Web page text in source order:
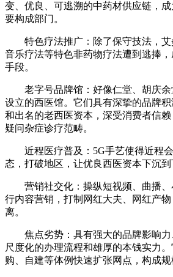
变、优良、可逃溯的中药材供应链，
要构成部门。
特色疗法推广：除了保守技法，艾
音乐疗法等特色非药物疗法遭到逃捧
手段。
老字号品牌馆：好像仁堂、胡庆余
设立的西医馆。它们具有深挚的品牌
和出名的老西医资本，深受消费者信
疑问杂症诊疗范畴。
近程医疗普及：5G手艺使得近程会
态，打破地区，让优良西医资本下沉到
营销社交化：操纵短视频、曲播、
行内容营销，打制网红大夫、网红产
离。
焦点劣势：具有强大的品牌影响力
尺度化的办理流程和雄厚的本钱实力
购、自建等体例快速扩张网点，构成规